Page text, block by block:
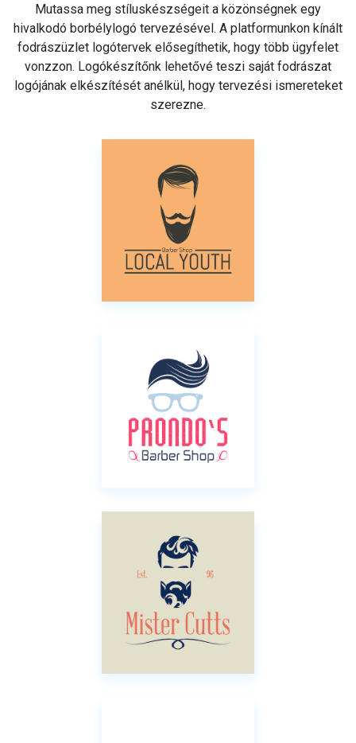
Mutassa meg stíluskészségeit a közönségnek egy
hivalkodó borbélylogó tervezésével. A platformunkon kínált
fodrászüzlet logótervek elősegíthetik, hogy több ügyfelet
vonzzon. Logókészítőnk lehetővé teszi saját fodrászat
logójának elkészítését anélkül, hogy tervezési ismereteket
szerezne.